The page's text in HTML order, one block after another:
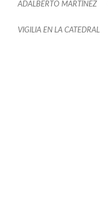
ADALBERTO MARTÍNEZ
VIGILIA EN LA CATEDRAL